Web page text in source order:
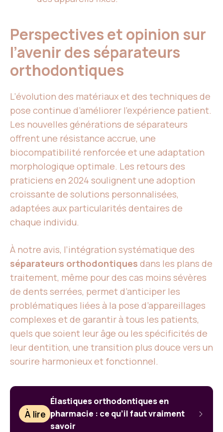
Perspectives et opinion sur
l’avenir des séparateurs
orthodontiques
L’évolution des matériaux et des techniques de
pose continue d’améliorer l’expérience patient.
Les nouvelles générations de séparateurs
offrent une résistance accrue, une
biocompatibilité renforcée et une adaptation
morphologique optimale. Les retours des
praticiens en 2024 soulignent une adoption
croissante de solutions personnalisées,
adaptées aux particularités dentaires de
chaque individu.
À notre avis, l’intégration systématique des
séparateurs orthodontiques dans les plans de
traitement, même pour des cas moins sévères
de dents serrées, permet d’anticiper les
problématiques liées à la pose d’appareillages
complexes et de garantir à tous les patients,
quels que soient leur âge ou les spécificités de
leur dentition, une transition plus douce vers un
sourire harmonieux et fonctionnel.
À lire
Élastiques orthodontiques en
pharmacie : ce qu’il faut vraiment
savoir